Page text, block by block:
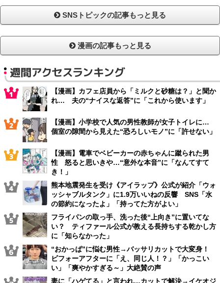
SNSトピックの記事もっと見る
漫画の記事もっと見る
週間アクセスランキング
【漫画】カフェ店員から「ミルクと砂糖は？」と聞か
れ… 夫の“ナイスな返答”に「これから使います」
【漫画】小学校で人気の男性教師が女子トイレに…
個室の隙間から見えた“恐ろしいモノ”に「許せない」
【漫画】電車でベビーカーの赤ちゃんに蹴られた男
性 怒ると思いきや…“意外な本音”に「なんてすて
き！」
熊本地震発生を受け《アイラップ》公式が紹介「ウォ
ッシャブルタンク」に1.9万いいねの反響 SNS「水
の節約になったよ」「持ってた方がよい」
フライパンの取っ手、洗った後“上向き”に置いてな
い？ ティファール公式が教える長持ちする乾かし方
に「知らなかった」
“おかっぱ”に悩む男性→バッサリカットで大変身！
ビフォーアフターに「え、同じ人！？」「かっこい
い」「爽やかすぎる～」大絶賛の声
妻に「ハゲてる」と言われ…カットで解決→イケオジ